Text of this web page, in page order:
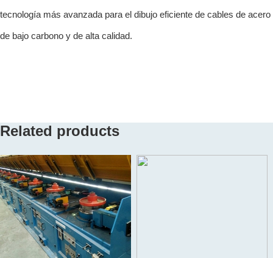
tecnología más avanzada para el dibujo eficiente de cables de acero
de bajo carbono y de alta calidad.
Related products